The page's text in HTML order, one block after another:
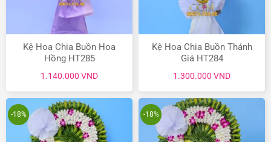
Kệ Hoa Chia Buồn Hoa
Hồng HT285
1.140.000 VND
Kệ Hoa Chia Buồn Thánh
Giá HT284
1.300.000 VND
-18% -18%